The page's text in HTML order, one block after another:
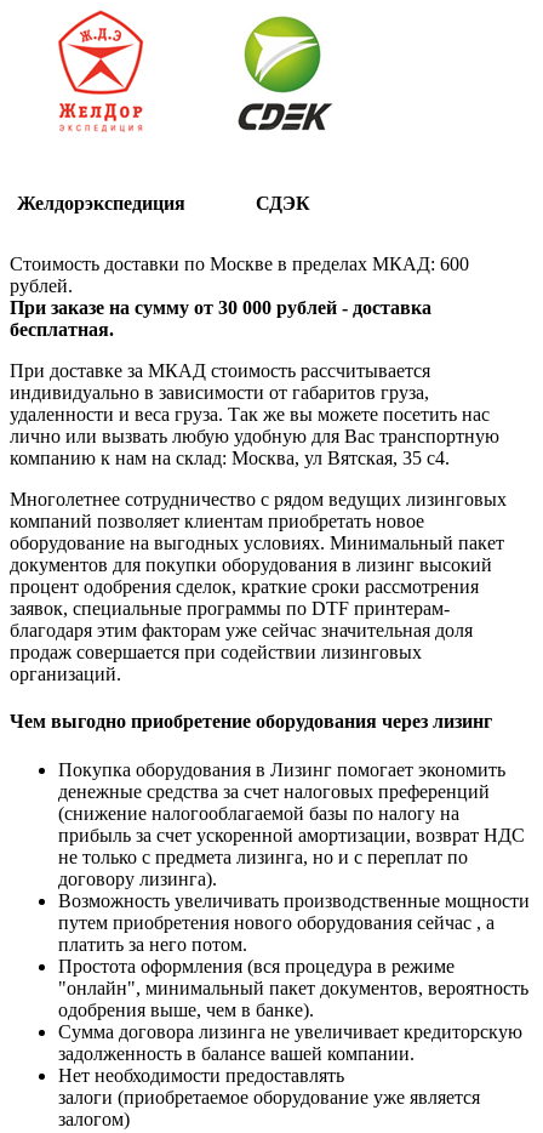
Желдорэкспедиция СДЭК
Стоимость доставки по Москве в пределах МКАД: 600
рублей.
При заказе на сумму от 30 000 рублей - доставка
бесплатная.
При доставке за МКАД стоимость рассчитывается
индивидуально в зависимости от габаритов груза,
удаленности и веса груза. Так же вы можете посетить нас
лично или вызвать любую удобную для Вас транспортную
компанию к нам на склад: Москва, ул Вятская, 35 c4.
Многолетнее сотрудничество с рядом ведущих лизинговых
компаний позволяет клиентам приобретать новое
оборудование на выгодных условиях. Минимальный пакет
документов для покупки оборудования в лизинг высокий
процент одобрения сделок, краткие сроки рассмотрения
заявок, специальные программы по DTF принтерам-
благодаря этим факторам уже сейчас значительная доля
продаж совершается при содействии лизинговых
организаций.
Чем выгодно приобретение оборудования через лизинг
Покупка оборудования в Лизинг помогает экономить
денежные средства за счет налоговых преференций
(снижение налогооблагаемой базы по налогу на
прибыль за счет ускоренной амортизации, возврат НДС
не только с предмета лизинга, но и с переплат по
договору лизинга).
Возможность увеличивать производственные мощности
путем приобретения нового оборудования сейчас , а
платить за него потом.
Простота оформления (вся процедура в режиме
"онлайн", минимальный пакет документов, вероятность
одобрения выше, чем в банке).
Сумма договора лизинга не увеличивает кредиторскую
задолженность в балансе вашей компании.
Нет необходимости предоставлять
залоги (приобретаемое оборудование уже является
залогом)